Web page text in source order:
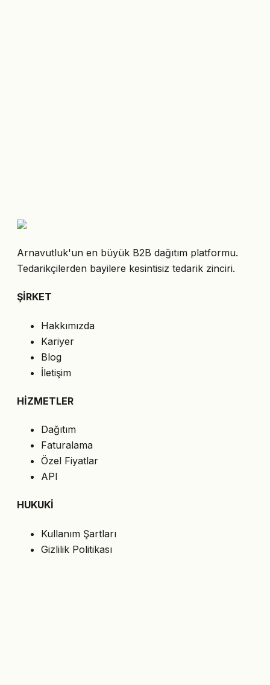
Arnavutluk'un en büyük B2B dağıtım platformu.
Tedarikçilerden bayilere kesintisiz tedarik zinciri.
ŞİRKET
Hakkımızda
Kariyer
Blog
İletişim
HİZMETLER
Dağıtım
Faturalama
Özel Fiyatlar
API
HUKUKİ
Kullanım Şartları
Gizlilik Politikası